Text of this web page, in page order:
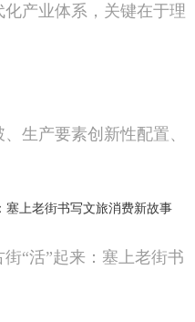
产业体系，关键在于理
生产要素创新性配置、
塞上老街书写文旅消费新故事
“活”起来：塞上老街书